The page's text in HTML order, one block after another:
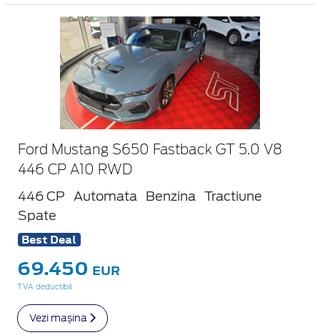
Ford Mustang S650 Fastback GT 5.0 V8
446 CP A10 RWD
446 CP Automata Benzina
Tractiune
Spate
Best Deal
69.450 EUR
TVA deductibil
Vezi mașina